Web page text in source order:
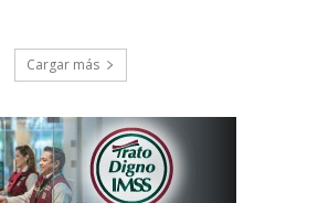
Cargar más